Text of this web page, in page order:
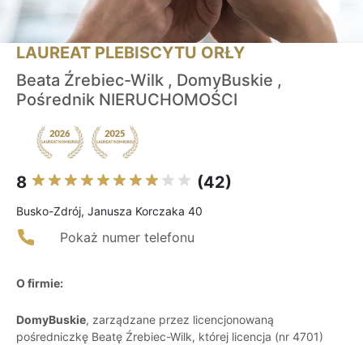
LAUREAT PLEBISCYTU ORŁY
Beata Źrebiec-Wilk , DomyBuskie ,
Pośrednik NIERUCHOMOŚCI
8 (42)
Busko-Zdrój, Janusza Korczaka 40
Pokaż numer telefonu
O firmie:
DomyBuskie, zarządzane przez licencjonowaną
pośredniczkę Beatę Źrebiec-Wilk, której licencja (nr 4701)